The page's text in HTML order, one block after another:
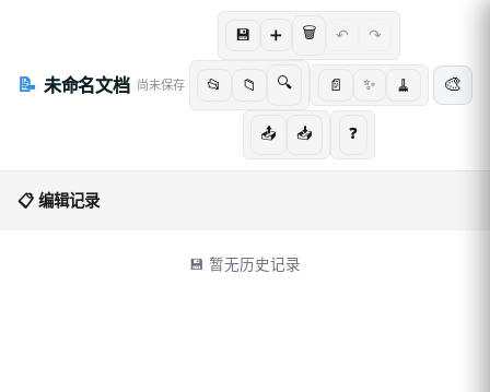
📝 未命名文档 尚未保存
💾 ➕ 🗑️ ↶ ↷
📂 📁 🔍 📄 ✨ 🧹
📤 📥 ❓
🎨
📋 编辑记录
💾 暂无历史记录